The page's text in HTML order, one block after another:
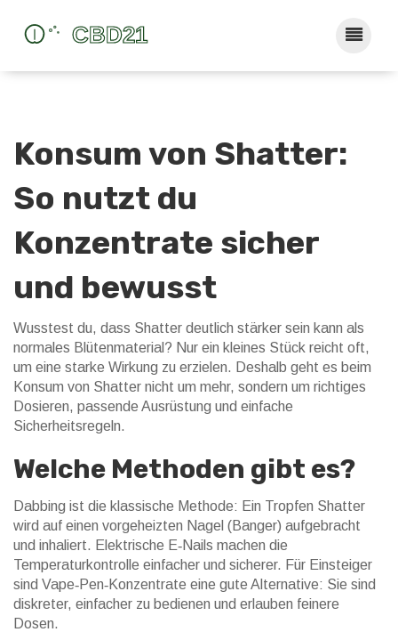
Konsum von Shatter:
So nutzt du
Konzentrate sicher
und bewusst
Wusstest du, dass Shatter deutlich stärker sein kann als
normales Blütenmaterial? Nur ein kleines Stück reicht oft,
um eine starke Wirkung zu erzielen. Deshalb geht es beim
Konsum von Shatter nicht um mehr, sondern um richtiges
Dosieren, passende Ausrüstung und einfache
Sicherheitsregeln.
Welche Methoden gibt es?
Dabbing ist die klassische Methode: Ein Tropfen Shatter
wird auf einen vorgeheizten Nagel (Banger) aufgebracht
und inhaliert. Elektrische E‑Nails machen die
Temperaturkontrolle einfacher und sicherer. Für Einsteiger
sind Vape‑Pen‑Konzentrate eine gute Alternative: Sie sind
diskreter, einfacher zu bedienen und erlauben feinere
Dosen.